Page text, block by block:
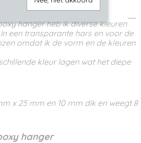
hanger heb ik diverse kleuren
een transparante hars en voor de
omdat ik de vorm en de kleuren
kleur lagen wat het diepe
x 25 mm en 10 mm dik en weegt 8
hanger